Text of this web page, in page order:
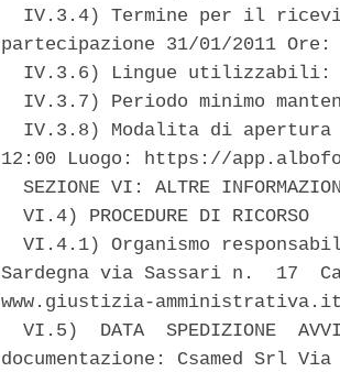
IV.3.4) Termine per il
partecipazione 31/01/2011
IV.3.6) Lingue
IV.3.7) Periodo minimo
IV.3.8) Modalita di
12:00 Luogo: https://
SEZIONE VI: ALTRE
  VI.4) PROCEDURE DI RICORSO
VI.4.1) Organismo
Sardegna via Sassari n.  17
www.giustizia-
VI.5)  DATA  SPEDIZIONE
documentazione: Csamed Srl